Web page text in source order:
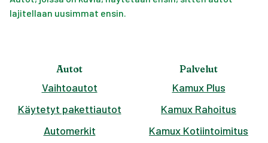
lajitellaan uusimmat ensin.
Autot
Vaihtoautot
Käytetyt pakettiautot
Automerkit
Palvelut
Kamux Plus
Kamux Rahoitus
Kamux Kotiintoimitus